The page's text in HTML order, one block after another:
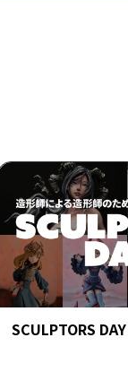
SCULPTORS